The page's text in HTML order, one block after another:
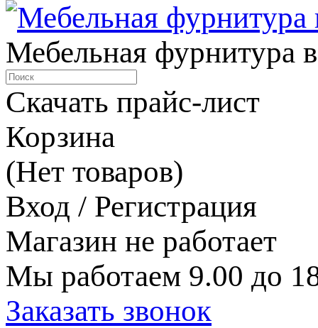
Мебельная фурнитура
Скачать прайс-лист
Корзина
(Нет товаров)
Вход / Регистрация
Магазин не работает
Мы работаем 9.00 до
Заказать звонок